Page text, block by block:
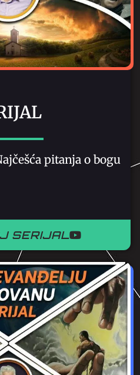
pitanja o bogu
SERIJAL